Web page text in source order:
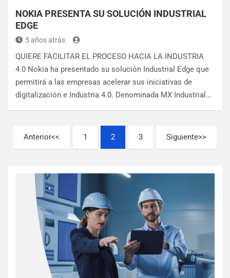
NOKIA PRESENTA SU SOLUCIÓN INDUSTRIAL
EDGE
5 años atrás
QUIERE FACILITAR EL PROCESO HACIA LA INDUSTRIA
4.0 Nokia ha presentado su solución Industrial Edge que
permitirá a las empresas acelerar sus iniciativas de
digitalización e Industria 4.0. Denominada MX Industrial…
Anterior 1 2 3 Siguiente